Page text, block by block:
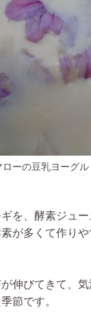
ローの豆乳ヨーグル
を、酵素ジュ
が多くて作り
伸びてきて、
節です。